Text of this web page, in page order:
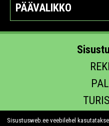
PÄÄVALIKKO
Sisustusweb.ee veebilehel